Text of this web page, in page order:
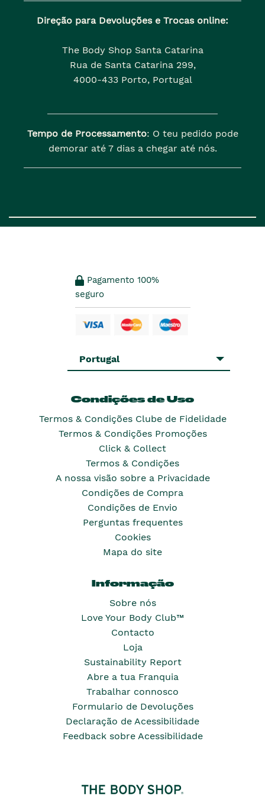
Direção para Devoluções e Trocas online:
The Body Shop Santa Catarina
Rua de Santa Catarina 299,
4000-433 Porto, Portugal
Tempo de Processamento: O teu pedido pode
demorar até 7 dias a chegar até nós.
Pagamento 100%
seguro
Portugal
Condições de Uso
Termos & Condições Clube de Fidelidade
Termos & Condições Promoções
Click & Collect
Termos & Condições
A nossa visão sobre a Privacidade
Condições de Compra
Condições de Envio
Perguntas frequentes
Cookies
Mapa do site
Informação
Sobre nós
Love Your Body Club™
Contacto
Loja
Sustainability Report
Abre a tua Franquia
Trabalhar connosco
Formulario de Devoluções
Declaração de Acessibilidade
Feedback sobre Acessibilidade